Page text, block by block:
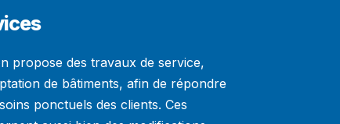
propose des travaux de service,
de bâtiments, afin de répondre
ponctuels des clients. Ces